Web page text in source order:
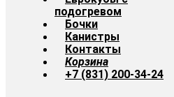
подогревом
Бочки
Канистры
Контакты
Корзина
+7 (831) 200-34-24